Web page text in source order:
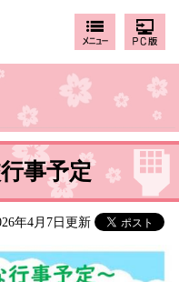
事予定
年4月7日更新